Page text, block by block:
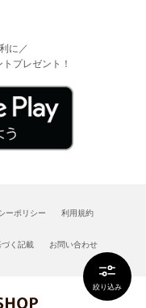
絞り込み
に／
プレゼント！
ーポリシー 利用規約
く記載 お問い合わせ